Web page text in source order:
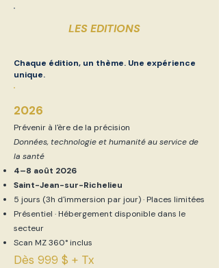
LES EDITIONS
Chaque édition, un thème. Une expérience
unique.
2026
Prévenir à l'ère de la précision
Données, technologie et humanité au service de
la santé
4–8 août 2026
Saint-Jean-sur-Richelieu
5 jours (3h d'immersion par jour) · Places limitées
Présentiel · Hébergement disponible dans le
secteur
Scan MZ 360° inclus
Dès 999 $ + Tx